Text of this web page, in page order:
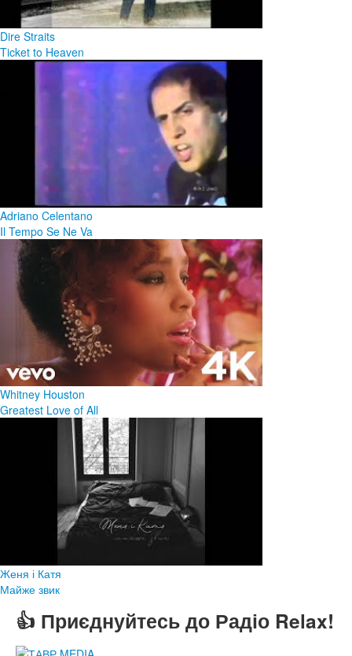
Dire Straits
Ticket to Heaven
Adriano Celentano
Il Tempo Se Ne Va
Whitney Houston
Greatest Love of All
Женя і Катя
Майже звик
👍 Приєднуйтесь до Радіо Relax!